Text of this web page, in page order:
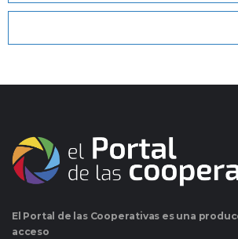
El Portal de las Cooperativas es una
acceso